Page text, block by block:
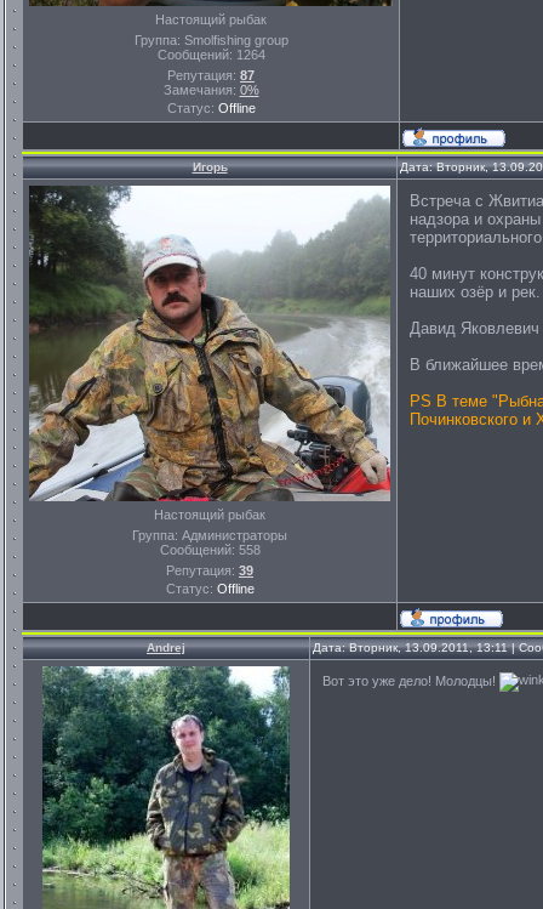
Настоящий рыбак
Группа: Smolfishing group
Сообщений: 1264
Репутация: 87
Замечания: 0%
Статус: Offline
Игорь Дата: Вторник,
Настоящий рыбак
Группа: Администраторы
Сообщений: 558
Репутация: 39
Статус: Offline
Bстреча с
надзора и
40 минут
наших озёр и рек.
Давид Яковлевич
В ближайшее
PS В теме
Починковского и
Andrej Дата: Вторник, 13.09.2011, 13:11 |
Вот это уже дело! Молодцы!